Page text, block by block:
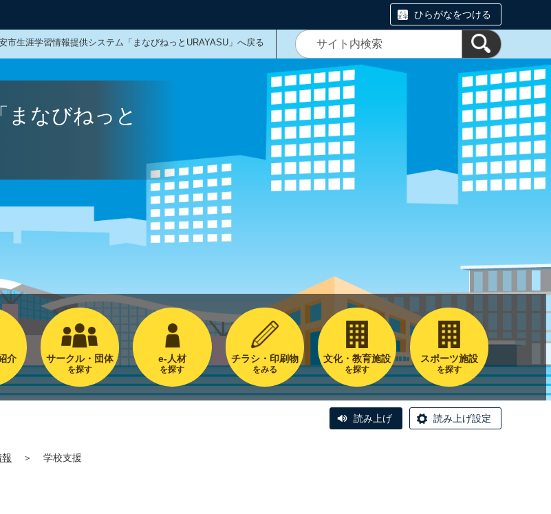
ひらがなをつける
市生涯学習情報提供システム「まなびねっとURAYASU」へ戻る
まなびねっと
介 サークル・団体
を探す
e-人材
を探す
チラシ・印刷物
をみる
文化・教育施設
を探す
スポーツ施設
を探す
読み上げ 読み上げ設定
＞ 学校支援